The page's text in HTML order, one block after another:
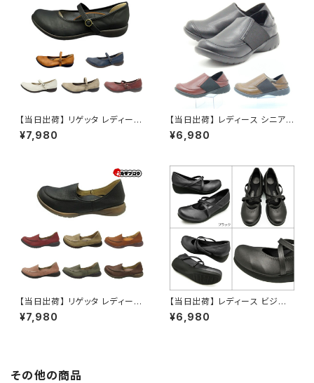
【当日出荷】 リゲッタ レディース
ワンストラップパンプス R2361
Re getA 日本製
¥7,980
【当日出荷】 レディース シニア
カジュアル 2WAY サボ Re：get
A リゲッタ ローリングシューズ
¥6,980
【当日出荷】 リゲッタ レディース
スリッポン ローリングシューズ
R-302 カジュアル 日本製 Re：
¥7,980
【当日出荷】 レディース ビジネ
スシューズ フォーマルシューズ
リゲッタ パンプス ウェッジソー
¥6,980
その他の商品